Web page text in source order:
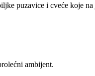
puzavice i cveće koje
ambijent.